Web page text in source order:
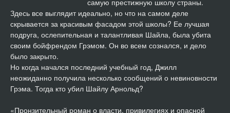
24:39
Они хотят быть как мы 20
19:04
Они хотят быть как мы 21
Они хотят быть как мы 22
Они хотят быть как мы 23
самую престижную школу страны.
Здесь все выглядит идеально, но что на самом деле
скрывается за красивым фасадом этой школы? Ее лучшая
подруга, ослепительная и талантливая Шайла, была убита
своим бойфрендом Грэмом. Он во всем сознался, и дело
было закрыто.
Но когда начался последний учебный год, Джилл
неожиданно получила несколько сообщений о невиновности
Грэма. Тогда кто убил Шайлу Арнольд?
«Пронзительный роман о власти, привилегиях и опасной